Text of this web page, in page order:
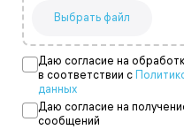
Выбрать файл
Даю согласие на
в соответствии с
данных
Даю согласие на
сообщений